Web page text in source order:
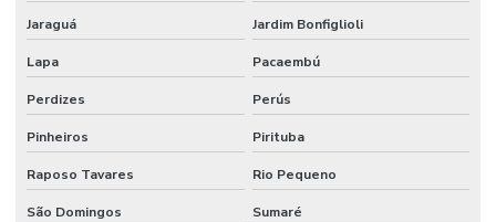
Estufa de secagem digital para laboratório
Estufa de secagem para laboratório
Fábrica de vidraria para laboratório
Fabricante de vidrarias para laboratório
Filtro de seringa
Jaraguá Jardim Bonfiglioli
Lapa Pacaembú
Perdizes Perús
Pinheiros Pirituba
Raposo Tavares Rio Pequeno
São Domingos Sumaré